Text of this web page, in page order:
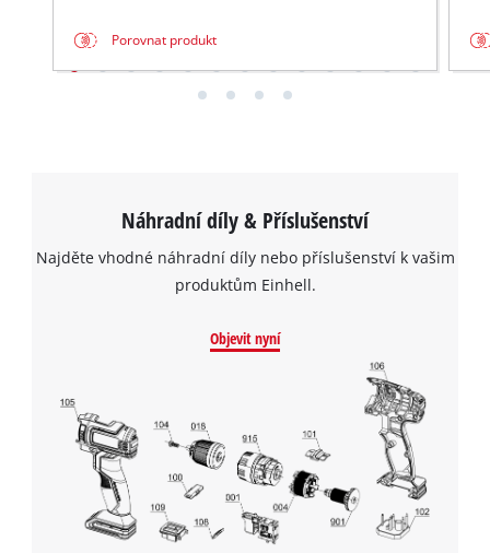
to trackers that are not disclosed to the
Porovnat produkt
Náhradní díly & Příslušenství
Najděte vhodné náhradní díly nebo příslušenství k vašim
produktům Einhell.
Objevit nyní